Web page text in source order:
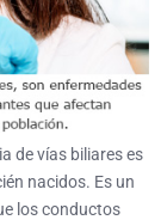
de vías biliares es
nacidos. Es un
los conductos